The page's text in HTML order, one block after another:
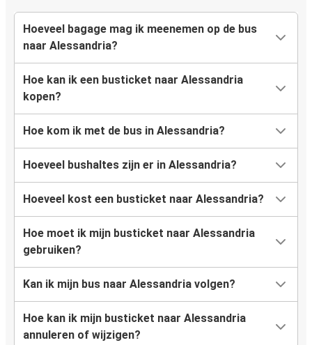
Hoeveel bagage mag ik meenemen op de bus
naar Alessandria?
Hoe kan ik een busticket naar Alessandria
kopen?
Hoe kom ik met de bus in Alessandria?
Hoeveel bushaltes zijn er in Alessandria?
Hoeveel kost een busticket naar Alessandria?
Hoe moet ik mijn busticket naar Alessandria
gebruiken?
Kan ik mijn bus naar Alessandria volgen?
Hoe kan ik mijn busticket naar Alessandria
annuleren of wijzigen?